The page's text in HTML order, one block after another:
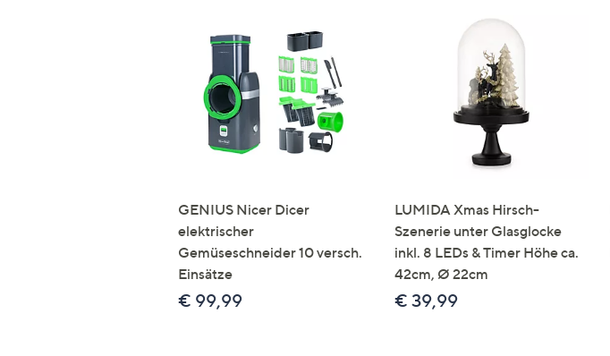
GENIUS Nicer Dicer
elektrischer
Gemüseschneider 10 versch.
Einsätze
€ 99,99
LUMIDA Xmas Hirsch-
Szenerie unter Glasglocke
inkl. 8 LEDs & Timer Höhe ca.
42cm, Ø 22cm
€ 39,99